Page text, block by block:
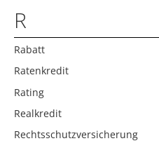
R
Rabatt
Ratenkredit
Rating
Realkredit
Rechtsschutzversicherung